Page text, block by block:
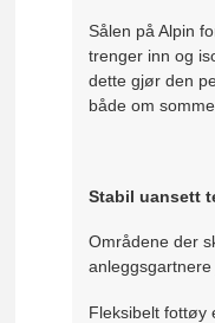
Sålen på Alpin
trenger inn og
dette gjør den
både om
Stabil uansett
Områdene der
Fleksibelt fottøy